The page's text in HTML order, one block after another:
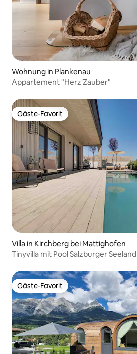
Wohnung in Plankenau
Appartement "Herz'Zauber"
Gäste-Favorit
Gäste-Favorit
Villa in Kirchberg bei Mattighofen
Tinyvilla mit Pool Salzburger Seeland
Gäste-Favorit
Gäste-Favorit